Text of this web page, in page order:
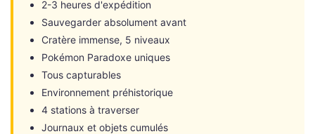
2-3 heures d'expédition
Sauvegarder absolument avant
Cratère immense, 5 niveaux
Pokémon Paradoxe uniques
Tous capturables
Environnement préhistorique
4 stations à traverser
Journaux et objets cumulés